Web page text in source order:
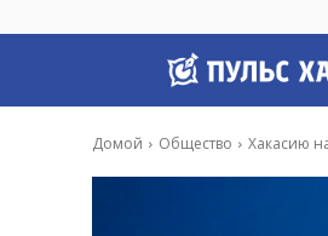
Домой Общество Хакасию